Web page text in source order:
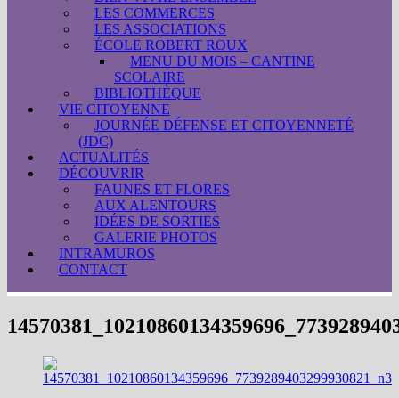
LES COMMERCES
LES ASSOCIATIONS
ÉCOLE ROBERT ROUX
MENU DU MOIS – CANTINE
SCOLAIRE
BIBLIOTHÈQUE
VIE CITOYENNE
JOURNÉE DÉFENSE ET CITOYENNETÉ
(JDC)
ACTUALITÉS
DÉCOUVRIR
FAUNES ET FLORES
AUX ALENTOURS
IDÉES DE SORTIES
GALERIE PHOTOS
INTRAMUROS
CONTACT